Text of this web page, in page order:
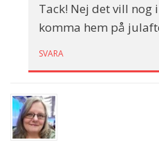
Tack! Nej det vill nog
komma hem på
SVARA